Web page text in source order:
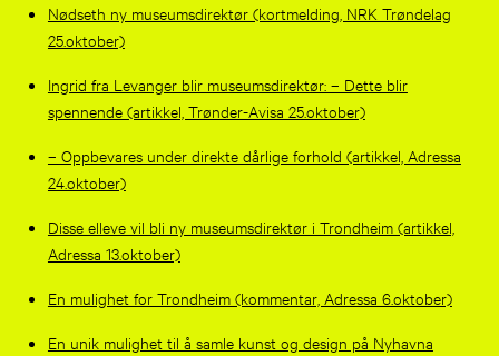
Nødseth ny museumsdirektør (kortmelding, NRK Trøndelag
25.oktober)
Ingrid fra Levanger blir museumsdirektør: – Dette blir
spennende (artikkel, Trønder-Avisa 25.oktober)
– Oppbevares under direkte dårlige forhold (artikkel, Adressa
24.oktober)
Disse elleve vil bli ny museumsdirektør i Trondheim (artikkel,
Adressa 13.oktober)
En mulighet for Trondheim (kommentar, Adressa 6.oktober)
En unik mulighet til å samle kunst og design på Nyhavna